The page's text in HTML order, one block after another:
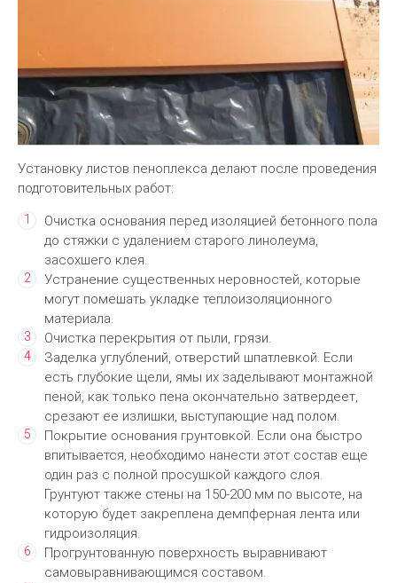
Установку листов пеноплекса делают после проведения
подготовительных работ:
Очистка основания перед изоляцией бетонного пола
до стяжки с удалением старого линолеума,
засохшего клея.
Устранение существенных неровностей, которые
могут помешать укладке теплоизоляционного
материала.
Очистка перекрытия от пыли, грязи.
Заделка углублений, отверстий шпатлевкой. Если
есть глубокие щели, ямы их заделывают монтажной
пеной, как только пена окончательно затвердеет,
срезают ее излишки, выступающие над полом.
Покрытие основания грунтовкой. Если она быстро
впитывается, необходимо нанести этот состав еще
один раз с полной просушкой каждого слоя.
Грунтуют также стены на 150-200 мм по высоте, на
которую будет закреплена демпферная лента или
гидроизоляция.
Прогрунтованную поверхность выравнивают
самовыравнивающимся составом.